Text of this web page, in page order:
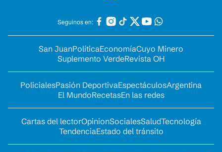
Seguinos en:
San JuanPolíticaEconomíaCuyo Minero
Suplemento VerdeRevista OH
PolicialesPasión DeportivaEspectáculosArgentina
El MundoRecetasEn las redes
Cartas del lectorOpinionSocialesSaludTecnología
TendenciaEstado del tránsito